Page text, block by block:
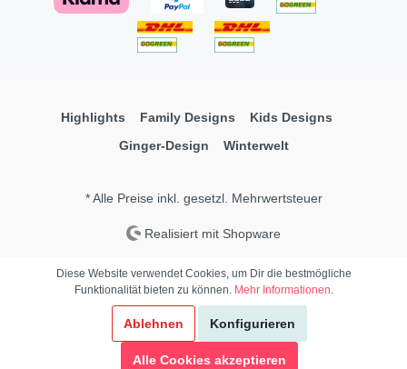
Highlights Family Designs
Kids Designs
Ginger-Design
Winterwelt
* Alle Preise inkl. gesetzl. Mehrwertsteuer
Realisiert mit Shopware
Diese Website verwendet Cookies, um Dir die bestmögliche
Funktionalität bieten zu können. Mehr Informationen.
Ablehnen Konfigurieren
Alle Cookies akzeptieren